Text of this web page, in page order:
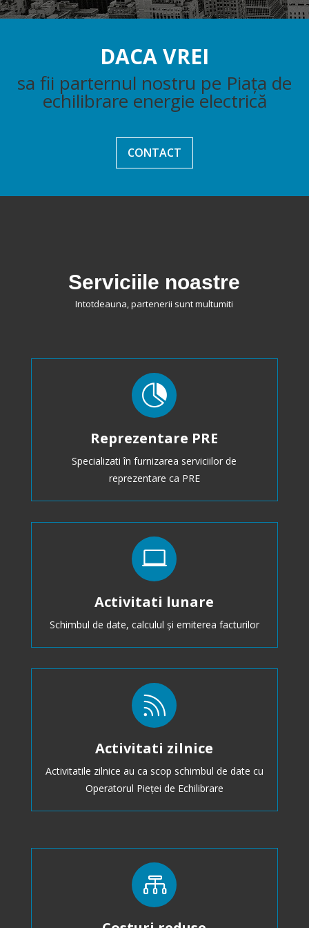
DACA VREI
sa fii parternul nostru pe Piața de
echilibrare energie electrică
CONTACT
Serviciile noastre
Intotdeauna, partenerii sunt multumiti

Reprezentare PRE
Specializati în furnizarea serviciilor de
reprezentare ca PRE

Activitati lunare
Schimbul de date, calculul și emiterea facturilor

Activitati zilnice
Activitatile zilnice au ca scop schimbul de date cu
Operatorul Pieței de Echilibrare
